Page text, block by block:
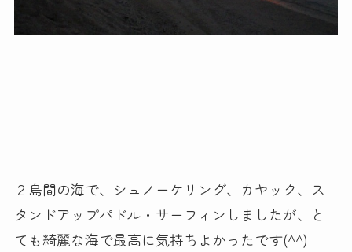
２島間の海で、シュノーケリング、カヤック、ス
タンドアップパドル・サーフィンしましたが、と
ても綺麗な海で最高に気持ちよかったです(^^)